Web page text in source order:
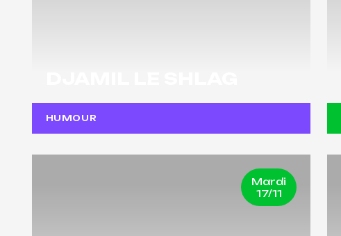
HUMOUR
Mardi
17/11